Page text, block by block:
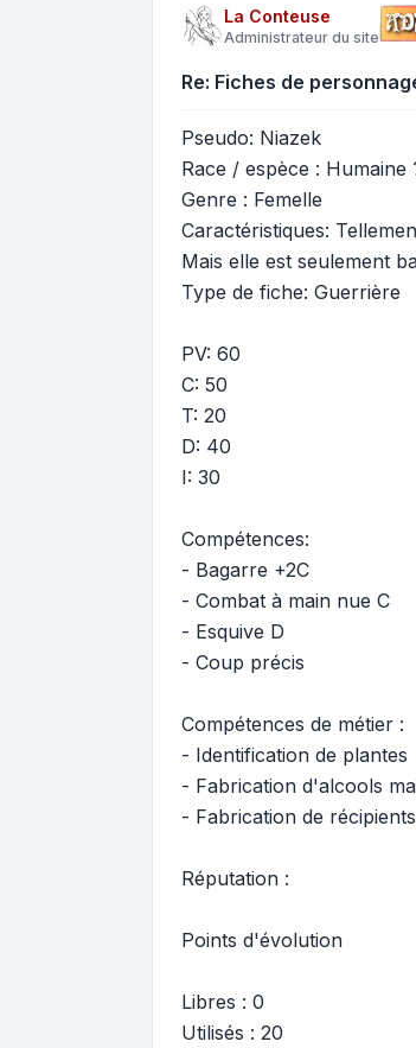
La Conteuse
Administrateur du site
Re: Fiches de
Pseudo: Niazek
Race / espèce : Humaine
Genre : Femelle
Caractéristiques:
Mais elle est seulement
Type de fiche: Guerrière
PV: 60
C: 50
T: 20
D: 40
I: 30
Compétences:
- Bagarre +2C
- Combat à main nue C
- Esquive D
- Coup précis
Compétences de métier :
- Identification de plantes
- Fabrication d'alcools
- Fabrication de
Réputation :
Points d'évolution
Libres : 0
Utilisés : 20